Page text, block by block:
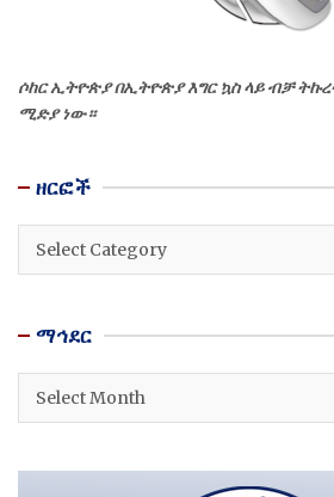
ሶከር ኢትዮጵያ በኢትዮጵያ እግር ኳስ ላይ ብቻ
ሚድያ ነው።
ዘርፎች
ዘርፎች
ማኅደር
ማኅደር